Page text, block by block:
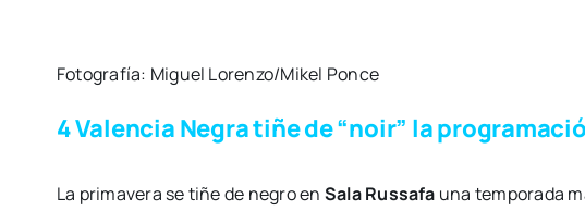
Foto­gra­fía: Miguel Lorenzo/Mikel Pon­ce
4Valencia Negra tiñe de “noir” la
La pri­ma­ve­ra se tiñe de negro en Sala Rus­sa­fa una tem­po­ra­da